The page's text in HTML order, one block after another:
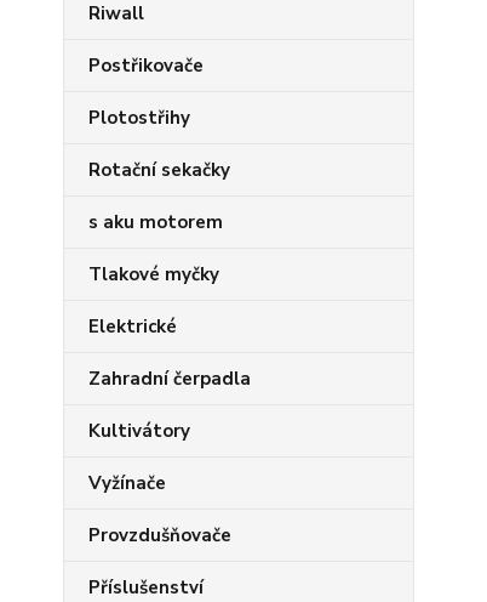
Riwall
Postřikovače
Plotostřihy
Rotační sekačky
s aku motorem
Tlakové myčky
Elektrické
Zahradní čerpadla
Kultivátory
Vyžínače
Provzdušňovače
Příslušenství